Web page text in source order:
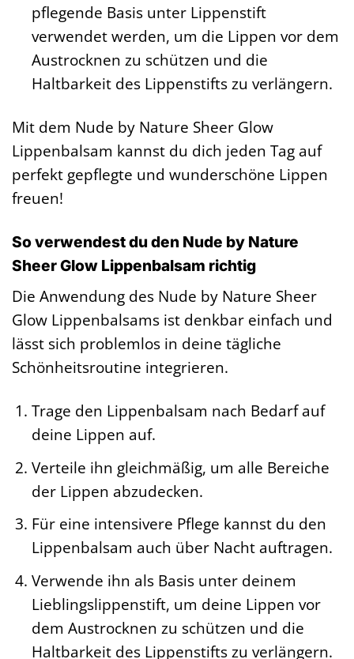
pflegende Basis unter Lippenstift
verwendet werden, um die Lippen vor dem
Austrocknen zu schützen und die
Haltbarkeit des Lippenstifts zu verlängern.
Mit dem Nude by Nature Sheer Glow
Lippenbalsam kannst du dich jeden Tag auf
perfekt gepflegte und wunderschöne Lippen
freuen!
So verwendest du den Nude by Nature
Sheer Glow Lippenbalsam richtig
Die Anwendung des Nude by Nature Sheer
Glow Lippenbalsams ist denkbar einfach und
lässt sich problemlos in deine tägliche
Schönheitsroutine integrieren.
Trage den Lippenbalsam nach Bedarf auf
deine Lippen auf.
Verteile ihn gleichmäßig, um alle Bereiche
der Lippen abzudecken.
Für eine intensivere Pflege kannst du den
Lippenbalsam auch über Nacht auftragen.
Verwende ihn als Basis unter deinem
Lieblingslippenstift, um deine Lippen vor
dem Austrocknen zu schützen und die
Haltbarkeit des Lippenstifts zu verlängern.